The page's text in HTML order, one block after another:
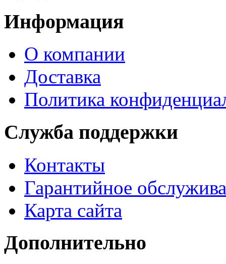
Информация
О компании
Доставка
Политика
Служба поддержки
Контакты
Гарантийное
Карта сайта
Дополнительно